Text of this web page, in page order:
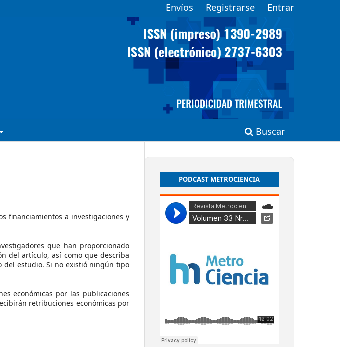
Buscar
Envíos Registrarse Entrar
financiamientos a investigaciones y
que han proporcionado
del artículo, así como que describa
del estudio. Si no existió ningún tipo
económicas por las publicaciones
retribuciones económicas por
PODCAST METROCIENCIA